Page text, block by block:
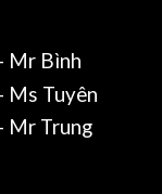
Mr Bình
Ms Tuyên
Mr Trung